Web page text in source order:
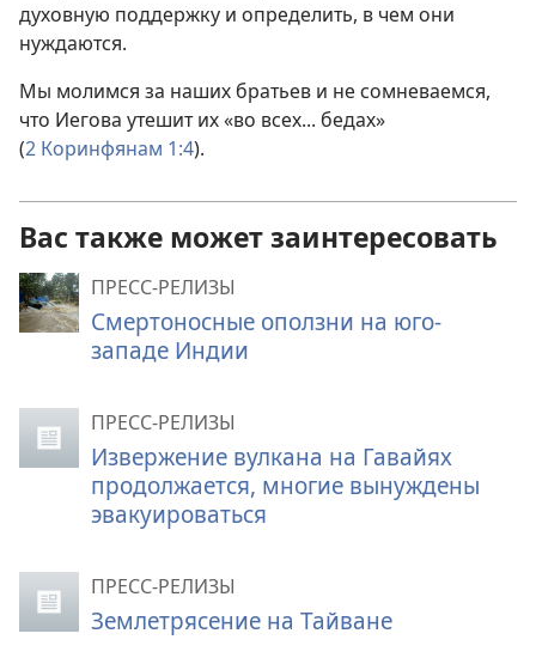
духовную поддержку и определить, в чем они
нуждаются.
Мы молимся за наших братьев и не сомневаемся,
что Иегова утешит их «во всех... бедах»
(2 Коринфянам 1:4).
Вас также может заинтересовать
ПРЕСС-РЕЛИЗЫ
Смертоносные оползни на юго-
западе Индии
ПРЕСС-РЕЛИЗЫ
Извержение вулкана на Гавайях
продолжается, многие вынуждены
эвакуироваться
ПРЕСС-РЕЛИЗЫ
Землетрясение на Тайване